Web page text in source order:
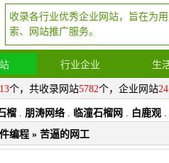
收录各行业优秀企业网站，旨在为
索、网站推广服务。
行业企业 生
个，共收录网站5782个，企业网站
榴 . 朋涛网络 . 临潼石榴网 . 白鹿观 .
编程 » 苦逼的网工